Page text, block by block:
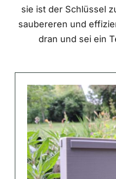
sie ist der Schlüssel
saubereren und
dran und sei ein